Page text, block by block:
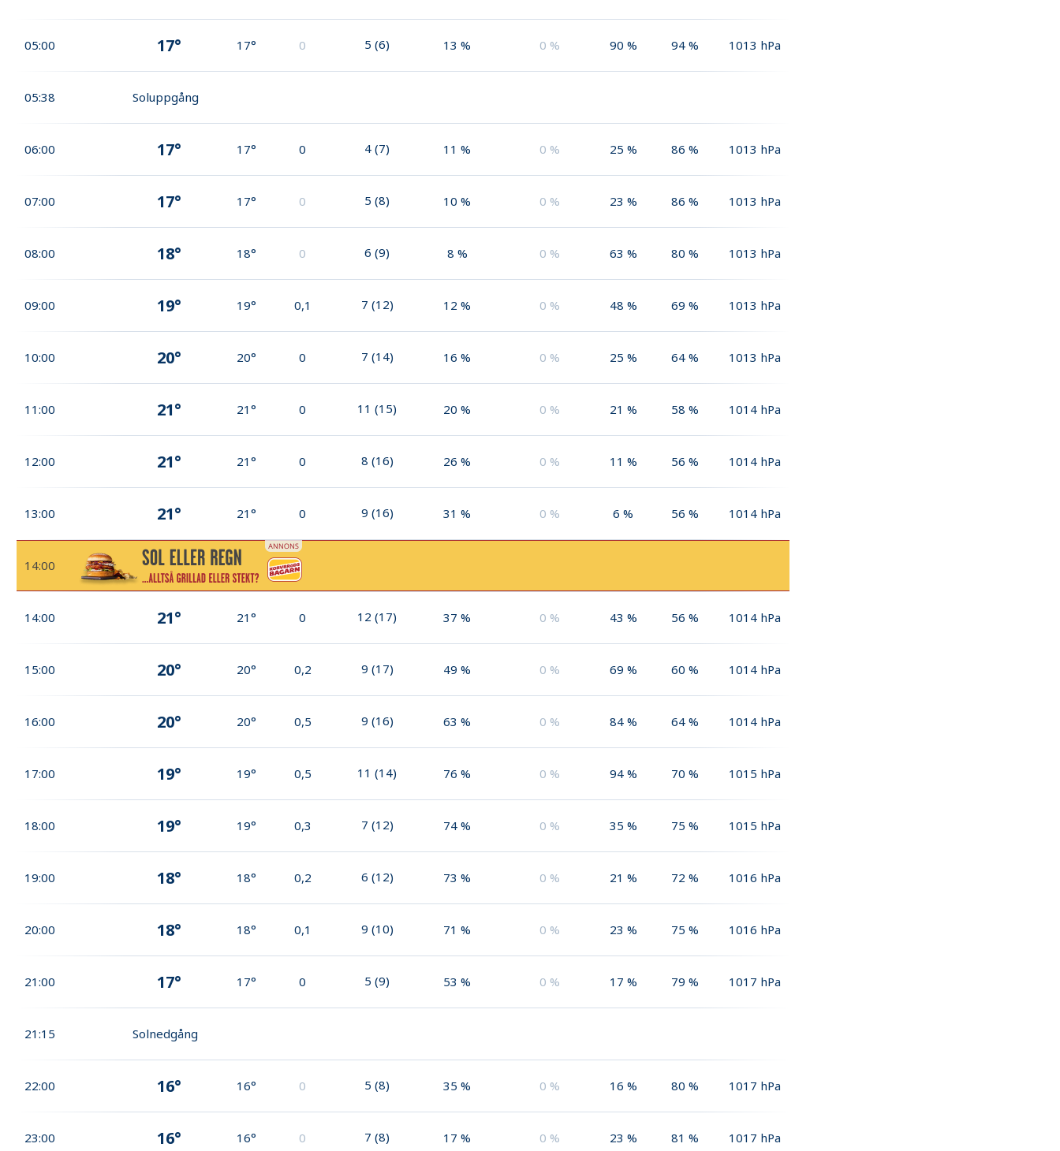
05:00 17° 17° 0 5 (6) 13 % 0 % 90 % 94 % 1013 hPa
05:38 Soluppgång
06:00 17° 17° 0 4 (7) 11 % 0 % 25 % 86 % 1013 hPa
07:00 17° 17° 0 5 (8) 10 % 0 % 23 % 86 % 1013 hPa
08:00 18° 18° 0 6 (9) 8 % 0 % 63 % 80 % 1013 hPa
09:00 19° 19° 0,1 7 (12) 12 % 0 % 48 % 69 % 1013 hPa
10:00 20° 20° 0 7 (14) 16 % 0 % 25 % 64 % 1013 hPa
11:00 21° 21° 0 11 (15) 20 % 0 % 21 % 58 % 1014 hPa
12:00 21° 21° 0 8 (16) 26 % 0 % 11 % 56 % 1014 hPa
13:00 21° 21° 0 9 (16) 31 % 0 % 6 % 56 % 1014 hPa
14:00
14:00 21° 21° 0 12 (17) 37 % 0 % 43 % 56 % 1014 hPa
15:00 20° 20° 0,2 9 (17) 49 % 0 % 69 % 60 % 1014 hPa
16:00 20° 20° 0,5 9 (16) 63 % 0 % 84 % 64 % 1014 hPa
17:00 19° 19° 0,5 11 (14) 76 % 0 % 94 % 70 % 1015 hPa
18:00 19° 19° 0,3 7 (12) 74 % 0 % 35 % 75 % 1015 hPa
19:00 18° 18° 0,2 6 (12) 73 % 0 % 21 % 72 % 1016 hPa
20:00 18° 18° 0,1 9 (10) 71 % 0 % 23 % 75 % 1016 hPa
21:00 17° 17° 0 5 (9) 53 % 0 % 17 % 79 % 1017 hPa
21:15 Solnedgång
22:00 16° 16° 0 5 (8) 35 % 0 % 16 % 80 % 1017 hPa
23:00 16° 16° 0 7 (8) 17 % 0 % 23 % 81 % 1017 hPa